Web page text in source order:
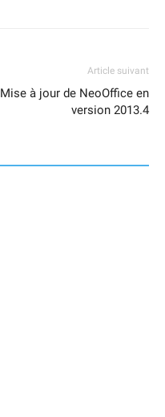
Article suivant
Mise à jour de NeoOffice en
version 2013.4